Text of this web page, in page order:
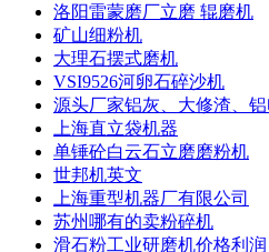
洛阳雷蒙磨厂立磨 辊磨机
矿山细粉机
大理石摆式磨机
VSI9526河卵石碎沙机
源头厂家铝灰、大修渣、
上海直立袋机器
单锤砼白云石立磨磨粉机
世邦机英文
上海重型机器厂有限公司
苏州哪有的卖粉碎机
滑石粉工业研磨机价格利润